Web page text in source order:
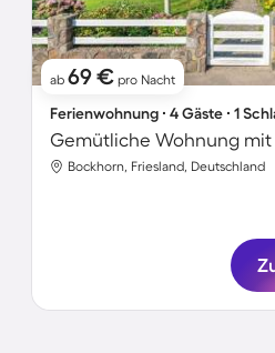
ab 69 € pro Nacht
Ferienwohnung ∙ 4 Gäste ∙ 1
Bockhorn, Friesland, Deutschland